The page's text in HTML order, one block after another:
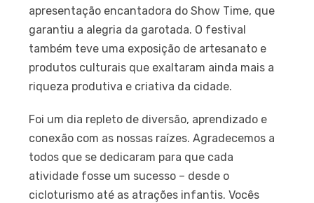
apresentação encantadora do Show Time, que
garantiu a alegria da garotada. O festival
também teve uma exposição de artesanato e
produtos culturais que exaltaram ainda mais a
riqueza produtiva e criativa da cidade.
Foi um dia repleto de diversão, aprendizado e
conexão com as nossas raízes. Agradecemos a
todos que se dedicaram para que cada
atividade fosse um sucesso – desde o
cicloturismo até as atrações infantis. Vocês